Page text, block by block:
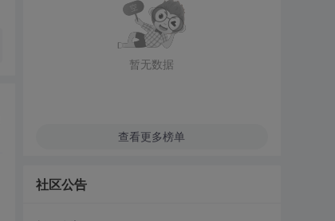
暂无数据
查看更多榜单
社区公告